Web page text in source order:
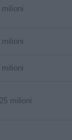
milioni
milioni
milioni
milioni